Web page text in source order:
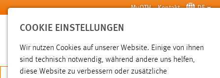
Zum Hauptinhalt springen MyOTH Kontakt DE
SUCHE
COOKIE EINSTELLUNGEN
Wir nutzen Cookies auf unserer Website. Einige von ihnen
sind technisch notwendig, während andere uns helfen,
diese Website zu verbessern oder zusätzliche